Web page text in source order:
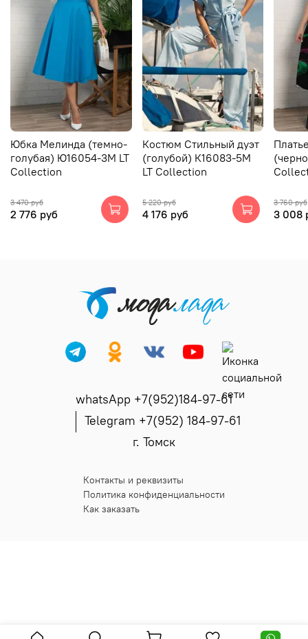
Юбка Мелинда (темно-
голубая) Ю16054-3М LT
Collection
3 470 руб
2 776 руб
Костюм Стильный дуэт
(голубой) К16083-5М
LT Collection
5 220 руб
4 176 руб
3 760 руб
3 008
whatsApp +7(952)184-97-61
Telegram +7(952) 184-97-61
г. Томск
Контакты и реквизиты
Политика конфиденциальности
Как заказать